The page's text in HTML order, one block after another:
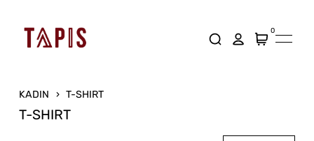
0
KADIN T-SHIRT
T-SHIRT